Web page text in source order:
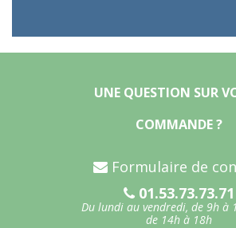
UNE QUESTION SUR
COMMANDE ?
Formulaire de
01.53.73.73.71
Du lundi au vendredi, de 9h à
de 14h à 18h